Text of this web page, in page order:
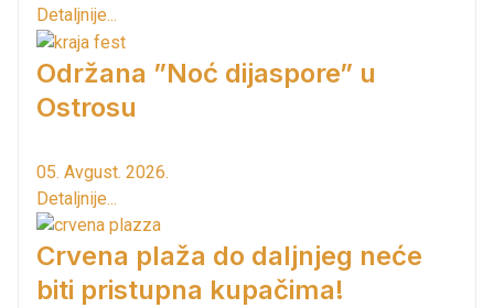
Detaljnije...
Održana ”Noć dijaspore” u
Ostrosu
05. Avgust. 2026.
Detaljnije...
Crvena plaža do daljnjeg neće
biti pristupna kupačima!